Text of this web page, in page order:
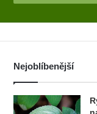
a
j
e
v
a
š
Nejoblíbenější